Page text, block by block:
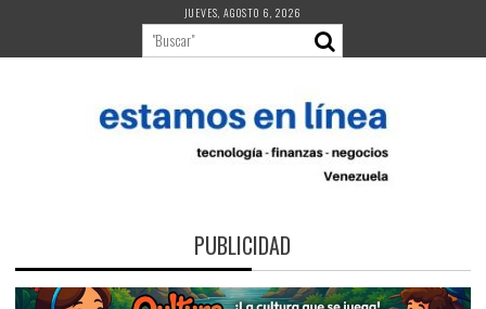
contenido
JUEVES, AGOSTO 6, 2026
PUBLICIDAD